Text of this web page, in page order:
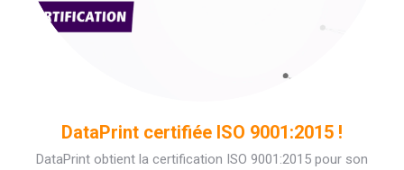
DataPrint certifiée ISO 9001:2015 !
DataPrint obtient la certification ISO 9001:2015 pour son